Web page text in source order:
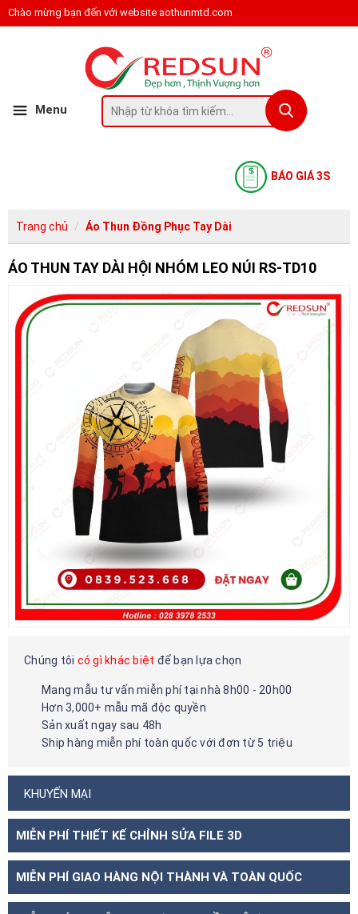
Chào mừng bạn đến với website aothunmtd.com
Menu
BÁO GIÁ 3S
Trang chủ Áo Thun Đồng Phục Tay Dài
ÁO THUN TAY DÀI HỘI NHÓM LEO NÚI RS-TD10
Chúng tôi có gì khác biệt để bạn lựa chọn
Mang mẫu tư vấn miễn phí tại nhà 8h00 - 20h00
Hơn 3,000+ mẫu mã độc quyền
Sản xuất ngay sau 48h
Ship hàng miễn phí toàn quốc với đơn từ 5 triệu
KHUYẾN MẠI
MIỄN PHÍ THIẾT KẾ CHỈNH SỬA FILE 3D
MIỄN PHÍ GIAO HÀNG NỘI THÀNH VÀ TOÀN QUỐC